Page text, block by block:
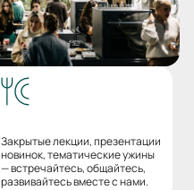
Закрытые лекции, презентации
новинок, тематические ужины
— встречайтесь, общайтесь,
развивайтесь вместе с нами.